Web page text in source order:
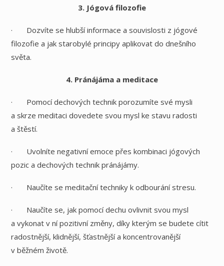
3. Jógová filozofie
· Dozvíte se hlubší informace a souvislosti z jógové
filozofie a jak starobylé principy aplikovat do dnešního
světa.
4. Pránájáma a meditace
· Pomocí dechových technik porozumíte své mysli
a skrze meditaci dovedete svou mysl ke stavu radosti
a štěstí.
· Uvolníte negativní emoce přes kombinaci jógových
pozic a dechových technik pránájámy.
· Naučíte se meditační techniky k odbourání stresu.
· Naučíte se, jak pomocí dechu ovlivnit svou mysl
a vykonat v ní pozitivní změny, díky kterým se budete cítit
radostnější, klidnější, šťastnější a koncentrovanější
v běžném životě.